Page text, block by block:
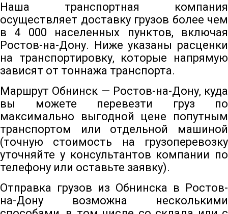
Наша транспортная компания
осуществляет доставку грузов более чем
в 4 000 населенных пунктов, включая
Ростов-на-Дону. Ниже указаны расценки
на транспортировку, которые напрямую
зависят от тоннажа транспорта.
Маршрут Обнинск — Ростов-на-Дону, куда
вы можете перевезти груз по
максимально выгодной цене попутным
транспортом или отдельной машиной
(точную стоимость на грузоперевозку
уточняйте у консультантов компании по
телефону или оставьте заявку).
Отправка грузов из Обнинска в Ростов-
на-Дону возможна несколькими